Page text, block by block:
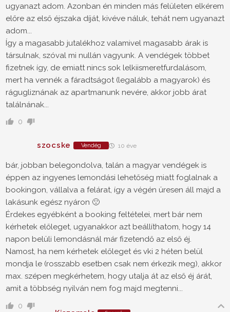
ugyanazt adom. Azonban én minden más felületen elkérem
előre az első éjszaka díját, kivéve náluk, tehát nem ugyanazt
adom...
Így a magasabb jutalékhoz valamivel magasabb árak is
társulnak, szóval mi nullán vagyunk. A vendégek többet
fizetnek így, de emiatt nincs sok lelkiismeretfurdalásom,
mert ha vennék a fáradtságot (legalább a magyarok) és
rágugliznának az apartmanunk nevére, akkor jobb árat
találnának...
0
szocske Vendég 10 éve
bár, jobban belegondolva, talán a magyar vendégek is
éppen az ingyenes lemondási lehetőség miatt foglalnak a
bookingon, vállalva a felárat, így a végén üresen áll majd a
lakásunk egész nyáron 🙁
Érdekes egyébként a booking feltételei, mert bár nem
kérhetek előleget, ugyanakkor azt beállíthatom, hogy 14
napon belüli lemondásnál már fizetendő az első éj.
Namost, ha nem kérhetek előleget és vki 2 héten belül
mondja le (rosszabb esetben csak nem érkezik meg), akkor
max. szépen megkérhetem, hogy utalja át az első éj árát,
amit a többség nyilván nem fog majd megtenni...
0